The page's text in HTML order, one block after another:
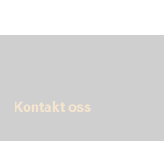
Kontakt oss